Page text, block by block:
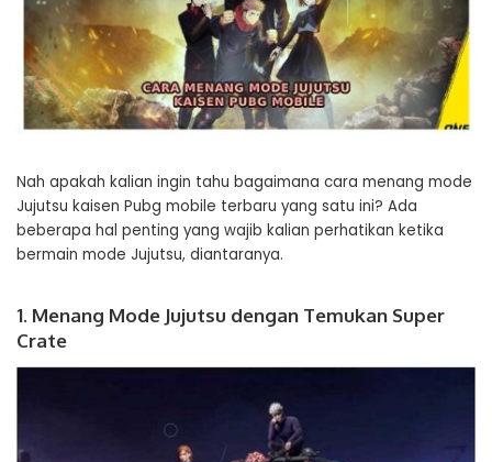
Nah apakah kalian ingin tahu bagaimana cara menang mode
Jujutsu kaisen Pubg mobile terbaru yang satu ini? Ada
beberapa hal penting yang wajib kalian perhatikan ketika
bermain mode Jujutsu, diantaranya.
1. Menang Mode Jujutsu dengan Temukan Super
Crate